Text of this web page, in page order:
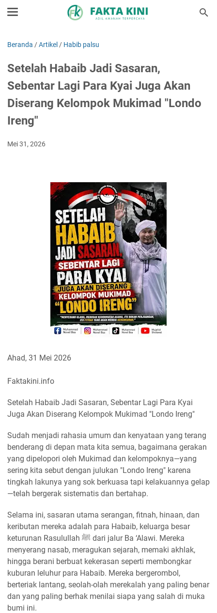
Beranda /Artikel / Habib palsu
Setelah Habaib Jadi Sasaran,
Sebentar Lagi Para Kyai Juga Akan
Diserang Kelompok Mukimad "Londo
Ireng"
Mei 31, 2026
Ahad, 31 Mei 2026
Faktakini.info
Setelah Habaib Jadi Sasaran, Sebentar Lagi Para Kyai
Juga Akan Diserang Kelompok Mukimad "Londo Ireng"
Sudah menjadi rahasia umum dan kenyataan yang terang
benderang di depan mata kita semua, bagaimana gerakan
yang dipelopori oleh Mukimad dan kelompoknya—yang
sering kita sebut dengan julukan "Londo Ireng" karena
tingkah lakunya yang sok berkuasa tapi kelakuannya gelap
—telah bergerak sistematis dan bertahap.
Selama ini, sasaran utama serangan, fitnah, hinaan, dan
keributan mereka adalah para Habaib, keluarga besar
keturunan Rasulullah ﷺ dari jalur Ba ‘Alawi. Mereka
menyerang nasab, meragukan sejarah, memaki akhlak,
hingga berani berbuat kekerasan seperti membongkar
kuburan leluhur para Habaib. Mereka bergerombol,
berteriak lantang, seolah-olah merekalah yang paling benar
dan yang paling berhak menilai siapa yang salah di muka
bumi ini.